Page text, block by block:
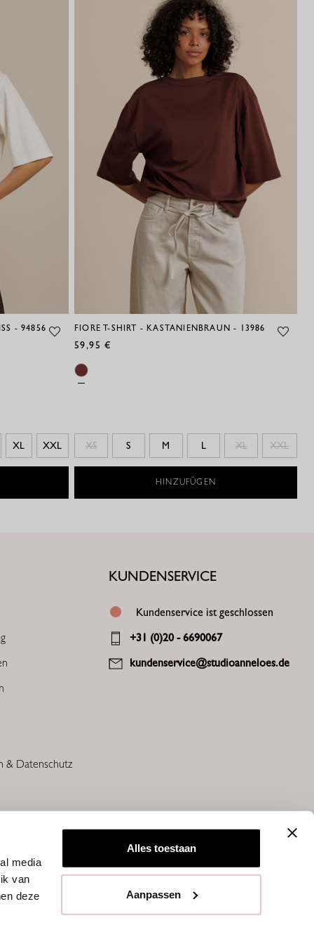
media
van
deze
Alles toestaan
Aanpassen
- 94856
XL XXL
FIORE T-SHIRT - KASTANIENBRAUN - 13986
59,95 €
XS S M L XL XXL
HINZUFÜGEN
& Datenschutz
KUNDENSERVICE
Kundenservice ist geschlossen
+31 (0)20 - 6690067
kundenservice@studioanneloes.de
STUDIO ANNELOES © 2026